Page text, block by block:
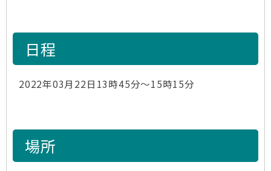
日程
2022年03月22日13時45分～15時15分
場所